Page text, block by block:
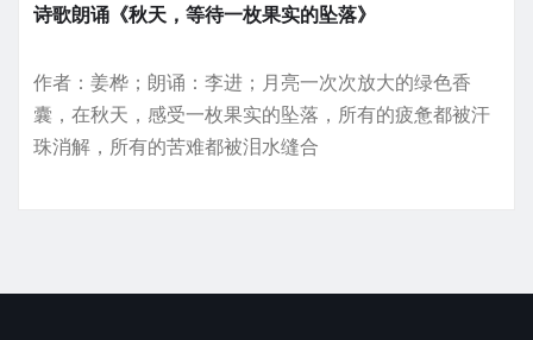
诗歌朗诵《秋天，等待一枚果实的坠落》
作者：姜桦；朗诵：李进；月亮一次次放大的绿色香
囊，在秋天，感受一枚果实的坠落，所有的疲惫都被汗
珠消解，所有的苦难都被泪水缝合